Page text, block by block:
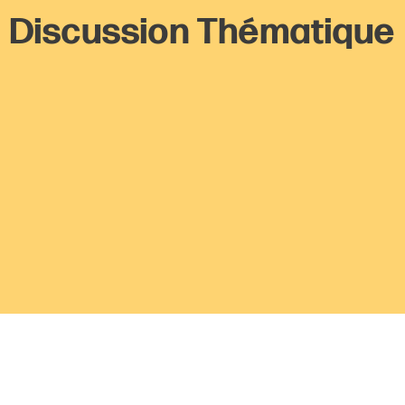
Discussion Thématique